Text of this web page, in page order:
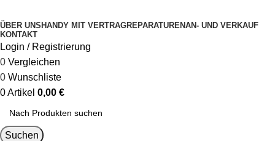
ÜBER UNS HANDY MIT VERTRAGREPARATURENAN- UND VERKAUF
KONTAKT
Login / Registrierung
0 Vergleichen
0 Wunschliste
0Artikel 0,00 €
Suchen